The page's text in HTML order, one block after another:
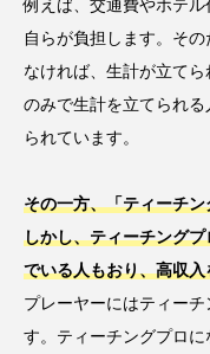
例えば、交通費やホテル
自らが負担します。そ
なければ、生計が立て
のみで生計を立てられ
られています。
その一方、「ティーチ
しかし、ティーチング
でいる人もおり、高収
プレーヤーにはティー
す。ティーチングプロ